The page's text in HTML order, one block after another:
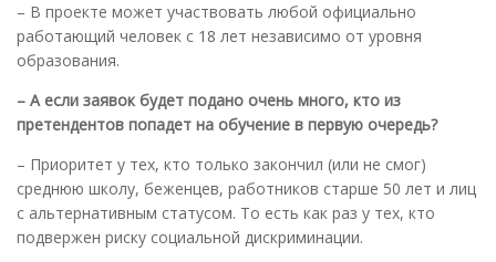
– В проекте может участвовать любой официально
работающий человек с 18 лет независимо от уровня
образования.
– А если заявок будет подано очень много, кто из
претендентов попадет на обучение в первую очередь?
– Приоритет у тех, кто только закончил (или не смог)
среднюю школу, беженцев, работников старше 50 лет и лиц
с альтернативным статусом. То есть как раз у тех, кто
подвержен риску социальной дискриминации.